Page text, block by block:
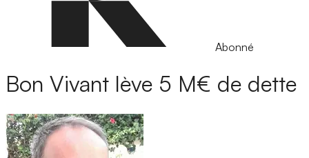
Abonné
Bon Vivant lève 5 M€ de dette